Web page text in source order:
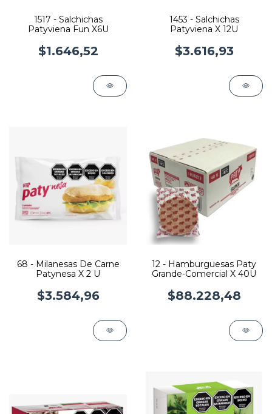
1517 - Salchichas
Patyviena Fun X6U
$1.646,52
1453 - Salchichas
Patyviena X 12U
$3.616,93
68 - Milanesas De Carne
Patynesa X 2 U
$3.584,96
12 - Hamburguesas Paty
Grande-Comercial X 40U
$88.228,48